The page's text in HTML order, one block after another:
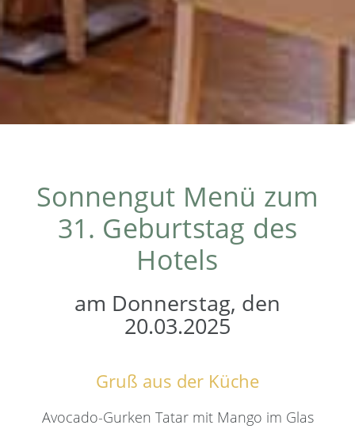
Sonnengut Menü zum
31. Geburtstag des
Hotels
am Donnerstag, den
20.03.2025
Gruß aus der Küche
Avocado-Gurken Tatar mit Mango im Glas